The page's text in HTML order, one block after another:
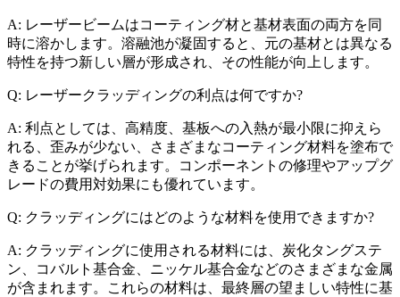
A: レーザービームはコーティング材と基材表面の両方を同
時に溶かします。溶融池が凝固すると、元の基材とは異なる
特性を持つ新しい層が形成され、その性能が向上します。
Q: レーザークラッディングの利点は何ですか?
A: 利点としては、高精度、基板への入熱が最小限に抑えら
れる、歪みが少ない、さまざまなコーティング材料を塗布で
きることが挙げられます。コンポーネントの修理やアップグ
レードの費用対効果にも優れています。
Q: クラッディングにはどのような材料を使用できますか?
A: クラッディングに使用される材料には、炭化タングステ
ン、コバルト基合金、ニッケル基合金などのさまざまな金属
が含まれます。これらの材料は、最終層の望ましい特性に基